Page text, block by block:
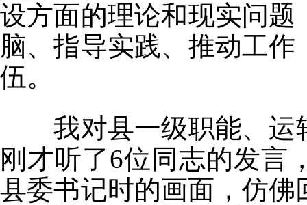
设方面的理论和现实问
脑、指导实践、推动工
伍。
我对县一级职能、运
刚才听了6位同志的发言
县委书记时的画面，仿